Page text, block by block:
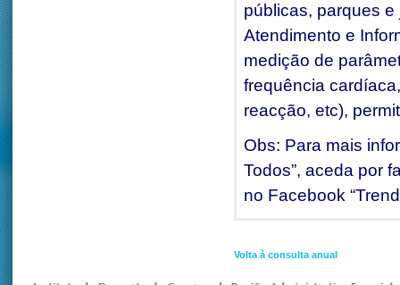
públicas, parques e
Atendimento e
medição de
frequência
reacção, etc),
Obs: Para mais
Todos”, aceda por
no Facebook
Volta à consulta anual